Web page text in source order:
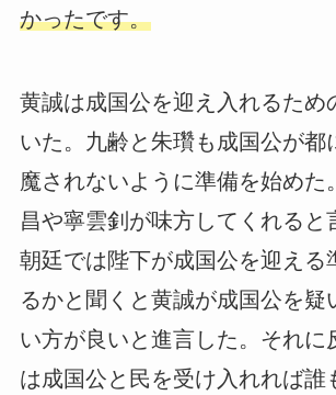
かったです。
黄誠は成国公を迎え入れるため
いた。九齢と朱瓚も成国公が都
魔されないように準備を始めた
昌や寧雲釗が味方してくれると
朝廷では陛下が成国公を迎える
るかと聞くと黄誠が成国公を疑
い方が良いと進言した。それに
は成国公と民を受け入れれば誰